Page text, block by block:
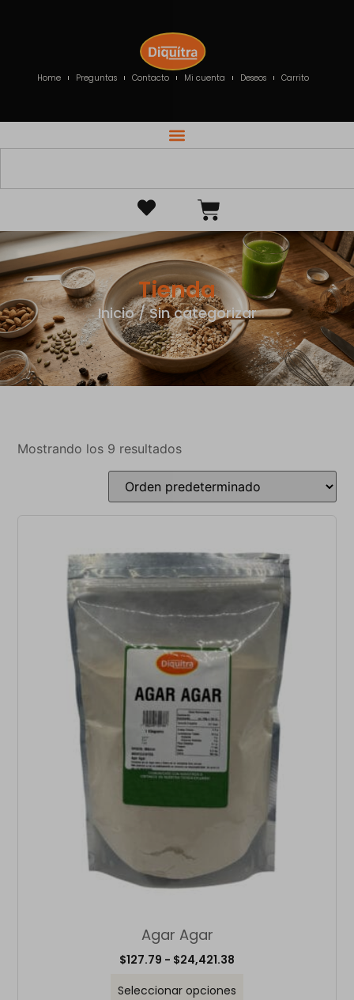
Home Preguntas Contacto Mi cuenta Deseos Carrito
Tienda
Inicio/ Sin categorizar
Mostrando los 9 resultados
Agar Agar
$127.79 - $24,421.38
Seleccionar opciones